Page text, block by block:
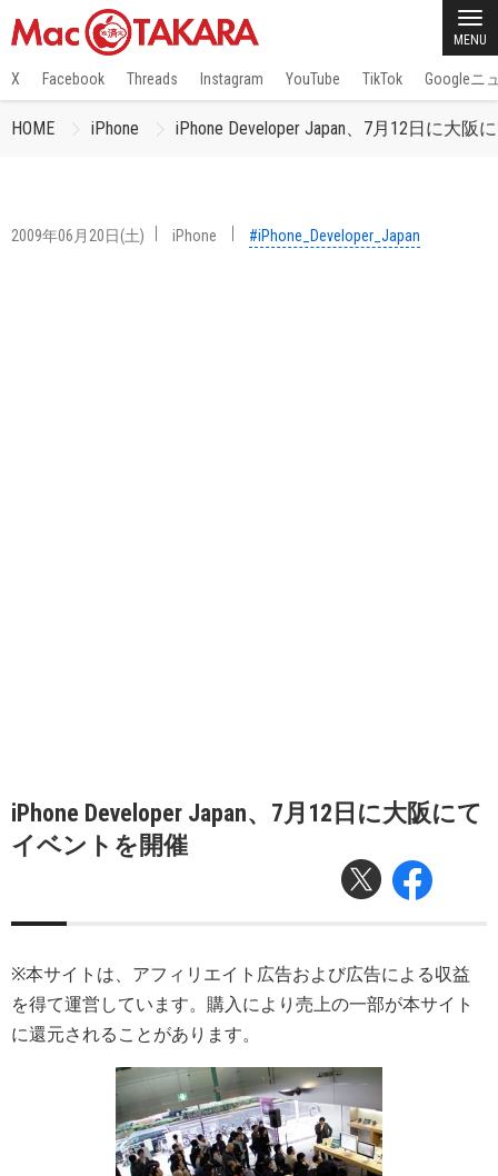
MENU
X Facebook Threads Instagram YouTube TikTok Googleニ
HOME iPhone iPhone Developer Japan、7月12日に大阪
2009年06月20日(土) iPhone #iPhone_Developer_Japan
iPhone Developer Japan、7月12日に大阪にて
イベントを開催
※本サイトは、アフィリエイト広告および広告による収益
を得て運営しています。購入により売上の一部が本サイト
に還元されることがあります。